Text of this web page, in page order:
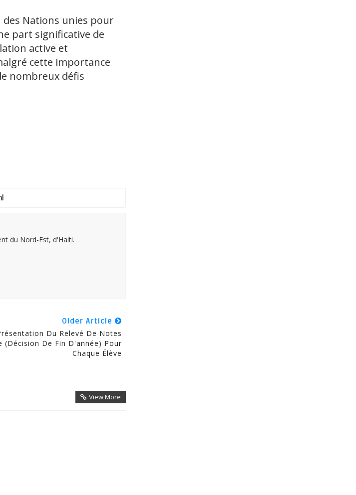
des Nations unies pour
part significative de
active et
cette importance
nombreux défis
du Nord-Est, d'Haiti.
Older Article
Du Relevé De Notes
(décision De Fin D'année) Pour
Chaque Élève
View More